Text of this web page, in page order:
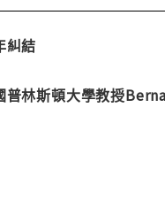
糾結
普林斯頓大學教授